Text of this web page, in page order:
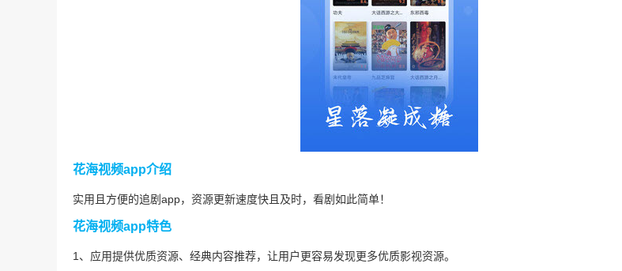
花海视频app介绍
实用且方便的追剧app，资源更新速度快且及时，看剧如此简单！
花海视频app特色
1、应用提供优质资源、经典内容推荐，让用户更容易发现更多优质影视资源。